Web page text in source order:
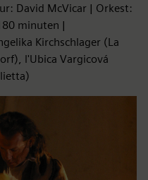
David McVicar | Orkest:
minuten |
Kirchschlager (La
l'Ubica Vargicová